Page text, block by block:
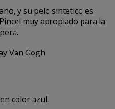
y su pelo sintetico es
muy apropiado para la
Van Gogh
color azul.